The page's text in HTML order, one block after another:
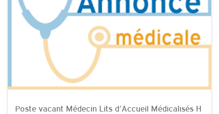
Poste vacant Médecin Lits d’Accueil Médicalisés H